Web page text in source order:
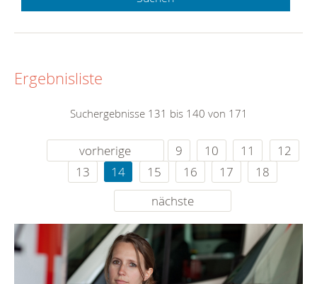
Ergebnisliste
Suchergebnisse 131 bis 140 von 171
vorherige 9 10 11
12
13
14 15 16 17
18
nächste